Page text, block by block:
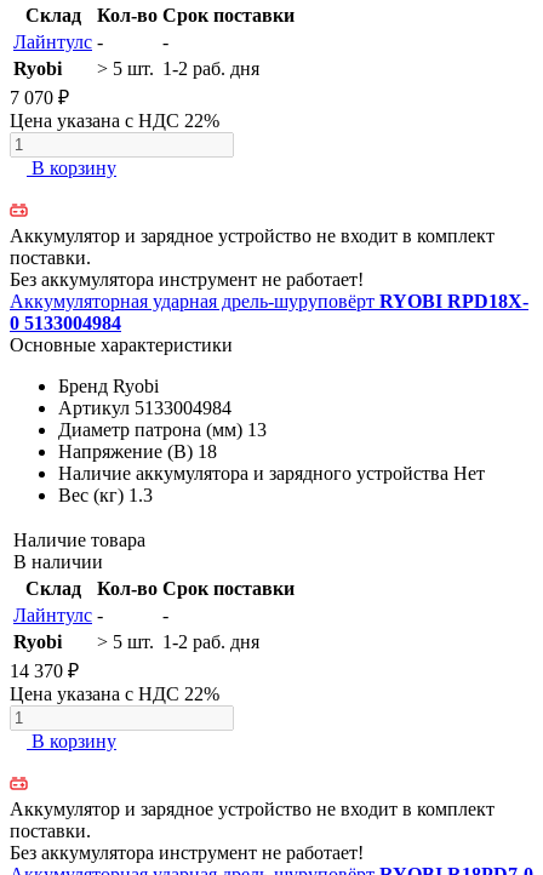
Склад
Кол-во Срок поставки
Лайнтулс -
-
Ryobi
> 5 шт. 1-2 раб. дня
7 070 ₽
Цена указана с НДС 22%
В корзину
Аккумулятор и зарядное устройство не входит в комплект
поставки.
Без аккумулятора инструмент не работает!
Аккумуляторная ударная дрель-шуруповёрт RYOBI RPD18X-
0 5133004984
Основные характеристики
Бренд Ryobi
Артикул 5133004984
Диаметр патрона (мм) 13
Напряжение (В) 18
Наличие аккумулятора и зарядного устройства Нет
Вес (кг) 1.3
Наличие товара
В наличии
Склад
Кол-во Срок поставки
Лайнтулс -
-
Ryobi
> 5 шт. 1-2 раб. дня
14 370 ₽
Цена указана с НДС 22%
В корзину
Аккумулятор и зарядное устройство не входит в комплект
поставки.
Без аккумулятора инструмент не работает!